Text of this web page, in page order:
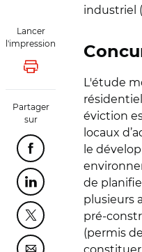
Lancer
l'impression
Lancer l'impression
Partager
sur
Partager cette page
Partager cette page
Partager cette page
industriel
L'étude
éviction
locaux
le
de
plusieurs
pré-
(permis